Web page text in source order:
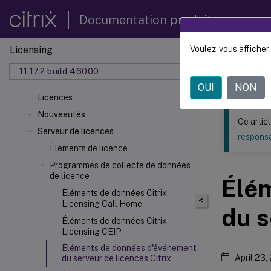
Documentation produit
Licensing
11.17.2 build 46000
Licences
Nouveautés
Serveur de licences
Éléments de licence
Programmes de collecte de données
de licence
Éléments de données Citrix
Licensing Call Home
Éléments de données Citrix
Licensing CEIP
Éléments de données d'événement
du serveur de licences Citrix
Ce contenu a
<
Ce
du
April 23,
Voulez-vous
OUI NON